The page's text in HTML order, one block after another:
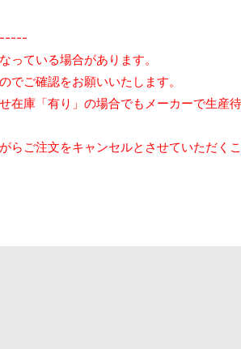
っている場合があります。
ご確認をお願いいたします。
在庫「有り」の場合でもメーカーで生産
らご注文をキャンセルとさせていただく